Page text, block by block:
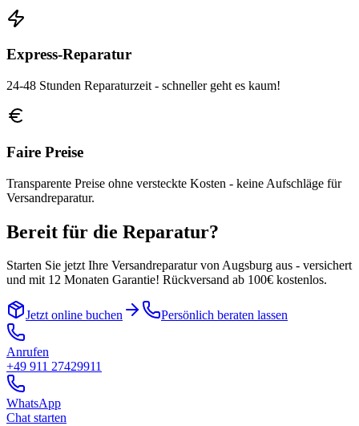
Express-Reparatur
24-48 Stunden Reparaturzeit - schneller geht es kaum!
Faire Preise
Transparente Preise ohne versteckte Kosten - keine Aufschläge für
Versandreparatur.
Bereit für die Reparatur?
Starten Sie jetzt Ihre Versandreparatur vonAugsburg aus - versichert
und mit 12 Monaten Garantie! Rückversand ab 100€ kostenlos.
Jetzt online buchen Persönlich beraten lassen
Anrufen
+49 911 27429911
WhatsApp
Chat starten